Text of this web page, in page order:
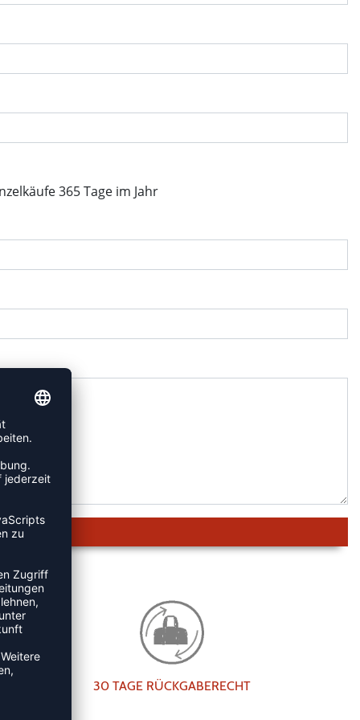
365 Tage im Jahr
30 TAGE RÜCKGABERECHT